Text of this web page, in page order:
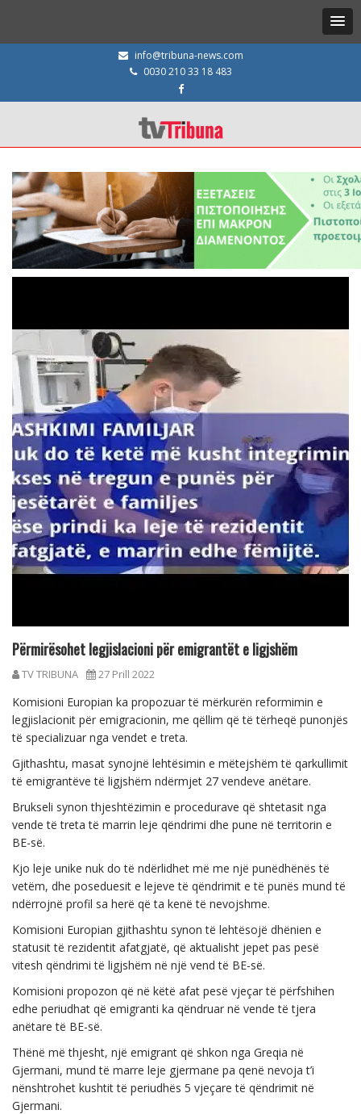
info@tribuna-news.com
0030 210 33 18 483
Përmirësohet legjislacioni për emigrantët e ligjshëm
TV TRIBUNA 27 Prill 2022
Komisioni Europian ka propozuar të mërkurën reformimin e
legjislacionit për emigracionin, me qëllim që të tërheqë punonjës
të specializuar nga vendet e treta.
Gjithashtu, masat synojnë lehtësimin e mëtejshëm të qarkullimit
të emigrantëve të ligjshëm ndërmjet 27 vendeve anëtare.
Brukseli synon thjeshtëzimin e procedurave që shtetasit nga
vende të treta të marrin leje qëndrimi dhe pune në territorin e
BE-së.
Kjo leje unike nuk do të ndërlidhet më me një punëdhënës të
vetëm, dhe poseduesit e lejeve të qëndrimit e të punës mund të
ndërrojnë profil sa herë që ta kenë të nevojshme.
Komisioni Europian gjithashtu synon të lehtësojë dhënien e
statusit të rezidentit afatgjatë, që aktualisht jepet pas pesë
vitesh qëndrimi të ligjshëm në një vend të BE-së.
Komisioni propozon që në këtë afat pesë vjeçar të përfshihen
edhe periudhat që emigranti ka qëndruar në vende të tjera
anëtare të BE-së.
Thënë më thjesht, një emigrant që shkon nga Greqia në
Gjermani, mund të marre leje gjermane pa qenë nevoja t’i
nënshtrohet kushtit të periudhës 5 vjeçare të qëndrimit në
Gjermani.